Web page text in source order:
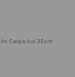
Carpa koi 35cm